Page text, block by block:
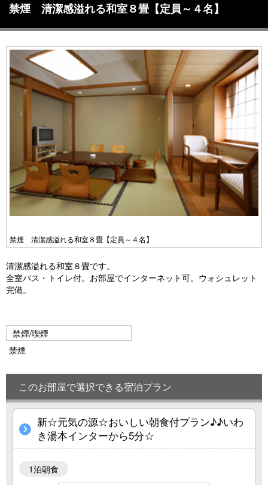
禁煙 清潔感溢れる和室８畳【定員～４名】
禁煙 清潔感溢れる和室８畳【定員～４名】
清潔感溢れる和室８畳です。
全室バス・トイレ付。お部屋でインターネット可。ウォシュレット
完備。
禁煙/喫煙
禁煙
このお部屋で選択できる宿泊プラン
新☆元気の源☆おいしい朝食付プラン♪♪いわ
き湯本インターから5分☆
1泊朝食